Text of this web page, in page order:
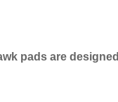
pads are designed